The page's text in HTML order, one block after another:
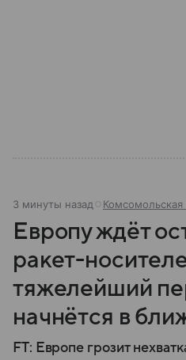
3 минуты назад Комсомольская
Европу ждёт
ракет-
тяжелейший
начнётся в
FT: Европе грозит